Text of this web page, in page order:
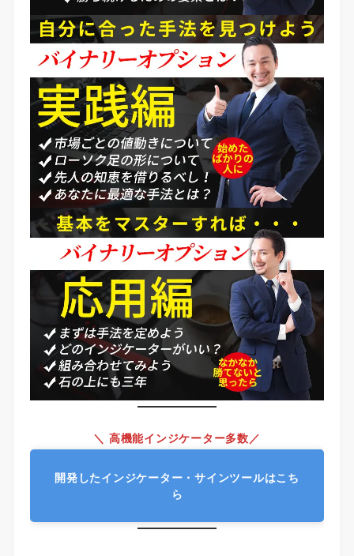
＼ 高機能インジケーター多数／
開発したインジケーター・サインツールはこち
ら